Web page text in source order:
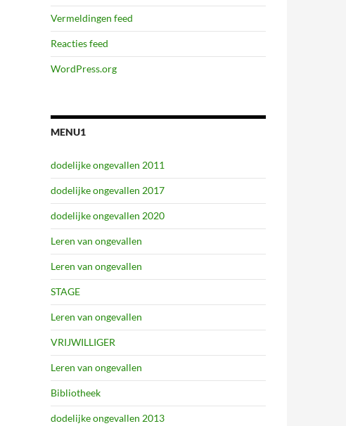
Vermeldingen feed
Reacties feed
WordPress.org
MENU1
dodelijke ongevallen 2011
dodelijke ongevallen 2017
dodelijke ongevallen 2020
Leren van ongevallen
Leren van ongevallen
STAGE
Leren van ongevallen
VRIJWILLIGER
Leren van ongevallen
Bibliotheek
dodelijke ongevallen 2013